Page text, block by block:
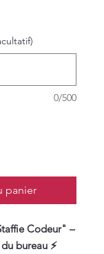
0/500
panier
Codeur" –
bureau ⚡️